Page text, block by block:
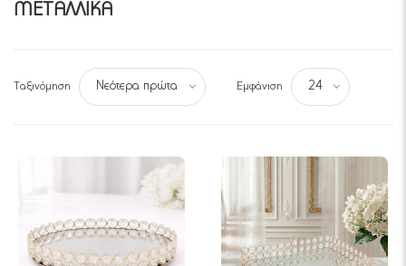
ΜΕΤΑΛΛΙΚΑ
Ταξινόμηση Νεότερα πρώτα Εμφάνιση 24